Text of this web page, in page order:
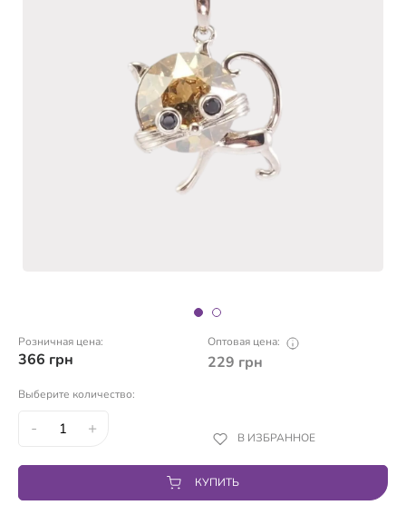
Розничная цена:
366 грн
Оптовая цена:
229 грн
Выберите количество:
- + В ИЗБРАННОЕ
КУПИТЬ